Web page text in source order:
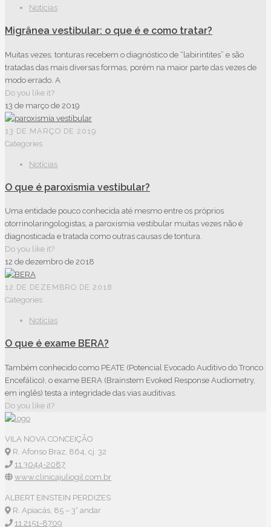
Notícias
Migrânea vestibular: o que é e como tratar?
Muitas vezes, tonturas recebem o diagnóstico de “labirintites” e são
tratadas das mais diversas formas, porém na maior parte das vezes de
modo errado. A
Do you like it?
13 de março de 2019
13 DE MARÇO DE 2019
Categories
Notícias
O que é paroxismia vestibular?
Uma entidade pouco conhecida até mesmo entre os próprios
otorrinolaringologistas, a paroxismia vestibular muitas vezes não é
diagnosticada e tratada como outras causas de tontura.
Do you like it?
12 de dezembro de 2018
12 DE DEZEMBRO DE 2018
Categories
Notícias
O que é exame BERA?
Também conhecido como PEATE (Potencial Evocado Auditivo do Tronco
Encefálico), o exame BERA (Brainstem Evoked Response Audiometry,
em inglês) testa a integridade das vias auditivas.
Do you like it?
VILA NOVA CONCEIÇÃO
R. Afonso Braz, 864, cj. 32
11 3044-2087
www.clinicajuliogil.com.br
ALBERT EINSTEIN PERDIZES
R. Apiacás, 85 – 3° andar
11 2151-8709